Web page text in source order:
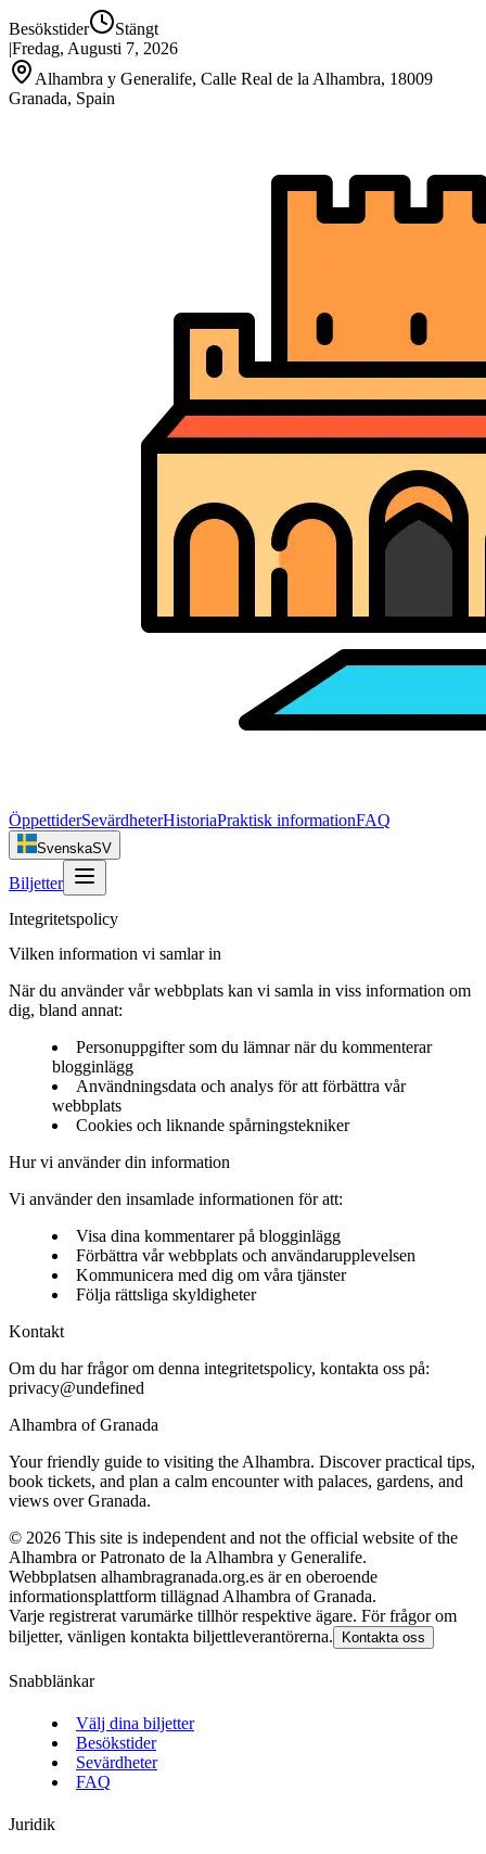
Besökstider
Stängt
|Fredag, Augusti 7, 2026
Alhambra y Generalife, Calle Real de la Alhambra, 18009
Granada, Spain
ÖppettiderSevärdheterHistoriaPraktisk informationFAQ
SvenskaSV
Biljetter
Integritetspolicy
Vilken information vi samlar in
När du använder vår webbplats kan vi samla in viss information om
dig, bland annat:
Personuppgifter som du lämnar när du kommenterar
blogginlägg
Användningsdata och analys för att förbättra vår
webbplats
Cookies och liknande spårningstekniker
Hur vi använder din information
Vi använder den insamlade informationen för att:
Visa dina kommentarer på blogginlägg
Förbättra vår webbplats och användarupplevelsen
Kommunicera med dig om våra tjänster
Följa rättsliga skyldigheter
Kontakt
Om du har frågor om denna integritetspolicy, kontakta oss på:
privacy@undefined
Alhambra of Granada
Your friendly guide to visiting the Alhambra. Discover practical tips,
book tickets, and plan a calm encounter with palaces, gardens, and
views over Granada.
© 2026 This site is independent and not the official website of the
Alhambra or Patronato de la Alhambra y Generalife.
Webbplatsen alhambragranada.org.es är en oberoende
informationsplattform tillägnad Alhambra of Granada.
Varje registrerat varumärke tillhör respektive ägare. För frågor om
biljetter, vänligen kontakta biljettleverantörerna.
Kontakta oss
Snabblänkar
Välj dina biljetter
Besökstider
Sevärdheter
FAQ
Juridik